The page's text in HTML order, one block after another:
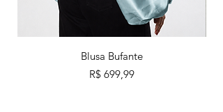
Blusa Bufante
Preço
R$ 699,99